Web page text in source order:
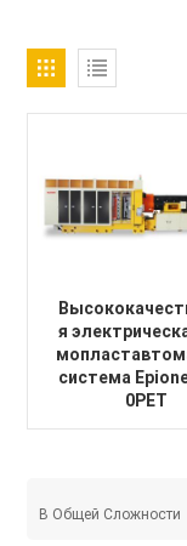
я
система
0PET
В Общей Сложности